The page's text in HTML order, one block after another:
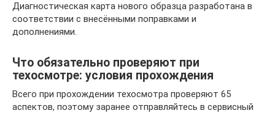
Диагностическая карта нового образца разработана в
соответствии с внесёнными поправками и
дополнениями.
Что обязательно проверяют при
техосмотре: условия прохождения
Всего при прохождении техосмотра проверяют 65
аспектов, поэтому заранее отправляйтесь в сервисный